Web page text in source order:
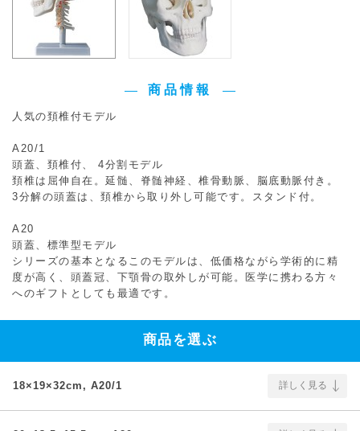
商品情報
人気の頚椎付モデル
A20/1
頭蓋、頚椎付、 4分割モデル
頚椎は屈伸自在。延髄、脊髄神経、椎骨動脈、脳底動脈付き。
3分解の頭蓋は、頚椎から取り外し可能です。スタンド付。
A20
頭蓋、標準型モデル
シリーズの基本となるこのモデルは、低価格ながら学術的に精
度が高く、頭蓋冠、下顎骨の取外しが可能。医学に携わる方々
へのギフトとしても最適です。
商品を選ぶ
18×19×32cm, A20/1 詳しく見る